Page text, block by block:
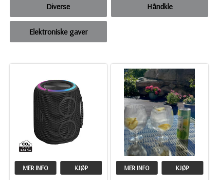
Diverse Håndkle
Elektroniske gaver
MER INFO KJØP MER INFO KJØP